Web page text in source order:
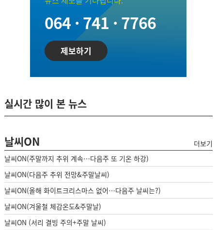
064 · 741 · 7766
제보하기
실시간 많이 본 뉴스
날씨ON
더보기
날씨ON(주말까지 추위 계속…다음주 또 기온 하강)
날씨ON(다음주 추위 전망&주말날씨)
날씨ON(올해 화이트크리스마스 없어…다음주 날씨는?)
날씨ON(겨울철 체감온도&주말날)
날씨ON (서리 결빙 주의+주말 날씨)